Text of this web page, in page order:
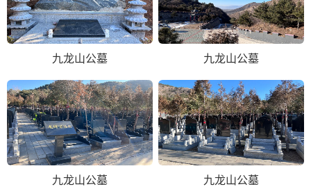
九龙山公墓 九龙山公墓
九龙山公墓 九龙山公墓